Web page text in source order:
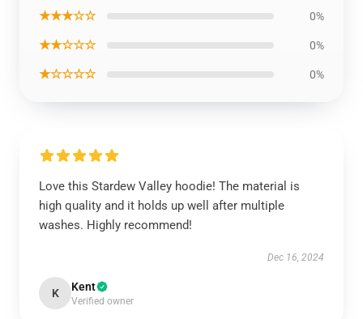
★★★☆☆ 0%
★★☆☆☆ 0%
★☆☆☆☆ 0%
Love this Stardew Valley hoodie! The material is
high quality and it holds up well after multiple
washes. Highly recommend!
Dec 16, 2024
K Kent
Verified owner